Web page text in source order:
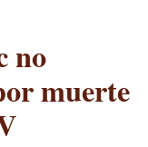
no
muerte